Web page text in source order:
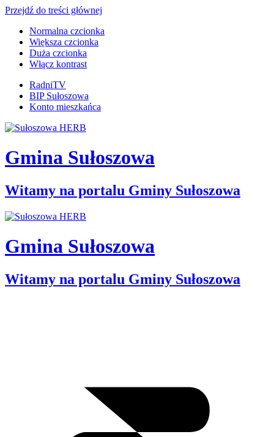
Przejdź do treści głównej
Normalna czcionka
Większa czcionka
Duża czcionka
Włącz kontrast
RadniTV
BIP Sułoszowa
Konto mieszkańca
Gmina Sułoszowa
Witamy na portalu Gminy Sułoszowa
Gmina Sułoszowa
Witamy na portalu Gminy Sułoszowa